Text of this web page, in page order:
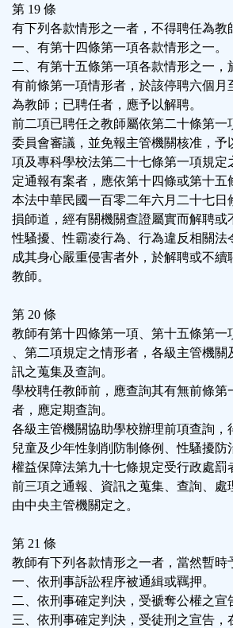
第 19 條
有下列各款情形之一者，不得聘任為
一、有第十四條第一項各款情形之一。
二、有第十五條第一項各款情形之一
有前條第一項情形者，於該停聘六個
為教師；已聘任者，應予以解聘。
前二項已聘任之教師屬依第二十條第
委員會審議，並免報主管機關核准，
項及專科學校法第二十七條第一項規
定通報有案者，應依第十四條或第十五
本法中華民國一百零二年六月二十七
損師道，經有關機關查證屬實而解聘
性騷擾、性霸凌行為、行為違反相關
成其身心嚴重侵害者外，於解聘或不
教師。
第 20 條
教師有第十四條第一項、第十五條第
、第二項規定之情形者，各級主管機
訊之蒐集及查詢。
學校聘任教師前，應查詢其有無前條
者，應定期查詢。
各級主管機關協助學校辦理前項查詢
兒童及少年性剝削防制條例、性騷擾
權益保障法第九十七條規定受行政處罰
前三項之通報、資訊之蒐集、查詢、
由中央主管機關定之。
第 21 條
教師有下列各款情形之一者，當然暫時
一、依刑事訴訟程序被通緝或羈押。
二、依刑事確定判決，受褫奪公權之宣
三、依刑事確定判決，受徒刑之宣告，